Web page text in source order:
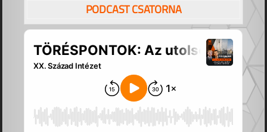
PODCAST CSATORNA